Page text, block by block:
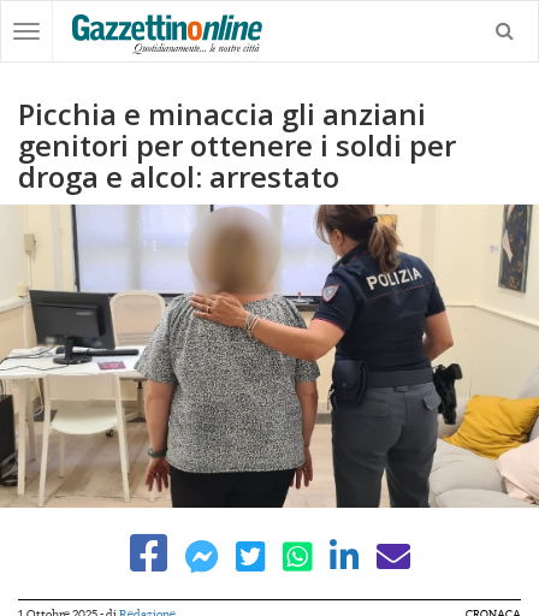
Picchia e minaccia gli anziani
genitori per ottenere i soldi per
droga e alcol: arrestato